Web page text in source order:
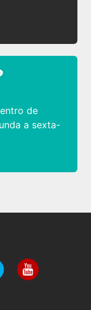
de
a sexta-